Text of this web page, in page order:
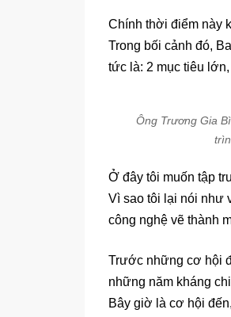
Chính thời điểm này
Trong bối cảnh đó,
tức là: 2 mục tiêu
Ông Trương Gia
Ở đây tôi muốn tập
Vì sao tôi lại nói như
công nghệ vẽ thành
Trước những cơ hội
những năm kháng
Bây giờ là cơ hội